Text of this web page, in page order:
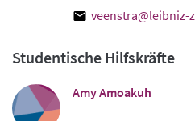
veenstra@leibniz-
Studentische Hilfskräfte
Amy Amoakuh